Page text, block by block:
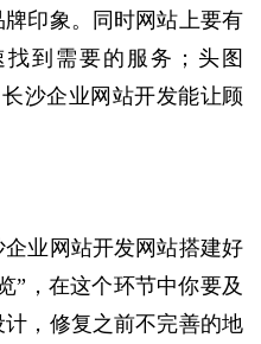
印象。同时网站上要有
到需要的服务；头图
沙企业网站开发能让顾
业网站开发网站搭建好
”，在这个环节中你要及
，修复之前不完善的地